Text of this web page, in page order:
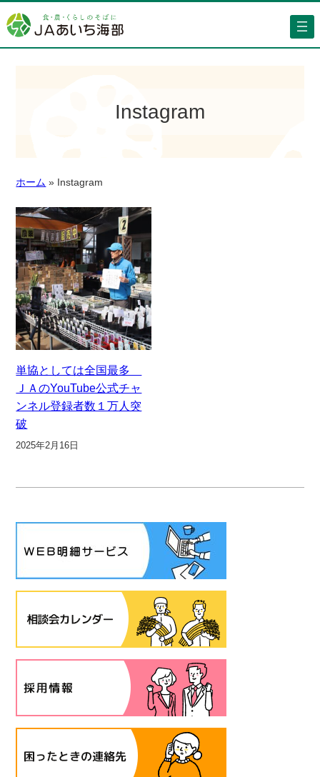
Instagram
ホーム » Instagram
単協としては全国最多
ＪＡのYouTube公式チャ
ンネル登録者数１万人突
破
2025年2月16日